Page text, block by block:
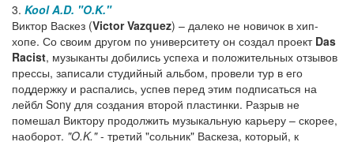
3. Kool A.D. "O.K."
Виктор Васкез (Victor Vazquez) – далеко не новичок в хип-
хопе. Со своим другом по университету он создал проект Das
Racist, музыканты добились успеха и положительных отзывов
прессы, записали студийный альбом, провели тур в его
поддержку и распались, успев перед этим подписаться на
лейбл Sony для создания второй пластинки. Разрыв не
помешал Виктору продолжить музыкальную карьеру – скорее,
наоборот. "O.K."- третий "сольник" Васкеза, который, к